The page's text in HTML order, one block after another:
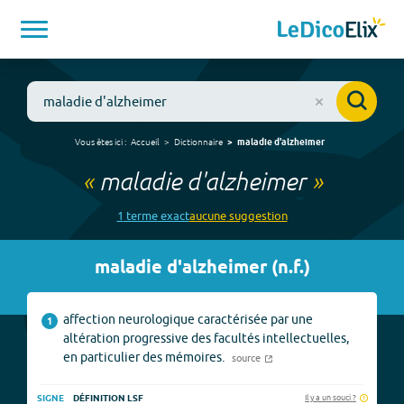
Vous êtes ici : Accueil Dictionnaire maladie d'alzheimer
« maladie d'alzheimer»
1 termeexactaucunesuggestion
maladie d'alzheimer(n.f.)
1
affection neurologique caractérisée par une
altération progressive des facultés intellectuelles,
en particulier des mémoires.
source
SIGNE DÉFINITION LSF Il y a un souci ?